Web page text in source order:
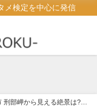
メ検定を中心に発信
刑部岬から見える絶景は?